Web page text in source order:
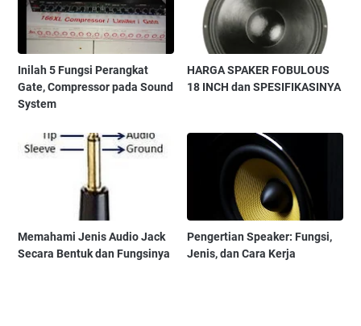
Inilah 5 Fungsi Perangkat
Gate, Compressor pada Sound
System
HARGA SPAKER FOBULOUS
18 INCH dan SPESIFIKASINYA
Memahami Jenis Audio Jack
Secara Bentuk dan Fungsinya
Pengertian Speaker: Fungsi,
Jenis, dan Cara Kerja